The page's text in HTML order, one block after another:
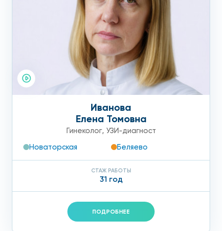
Иванова
Елена Томовна
Гинеколог, УЗИ-диагност
Новаторская
Беляево
СТАЖ РАБОТЫ
31 год
ПОДРОБНЕЕ